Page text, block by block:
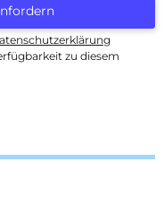
zu diesem